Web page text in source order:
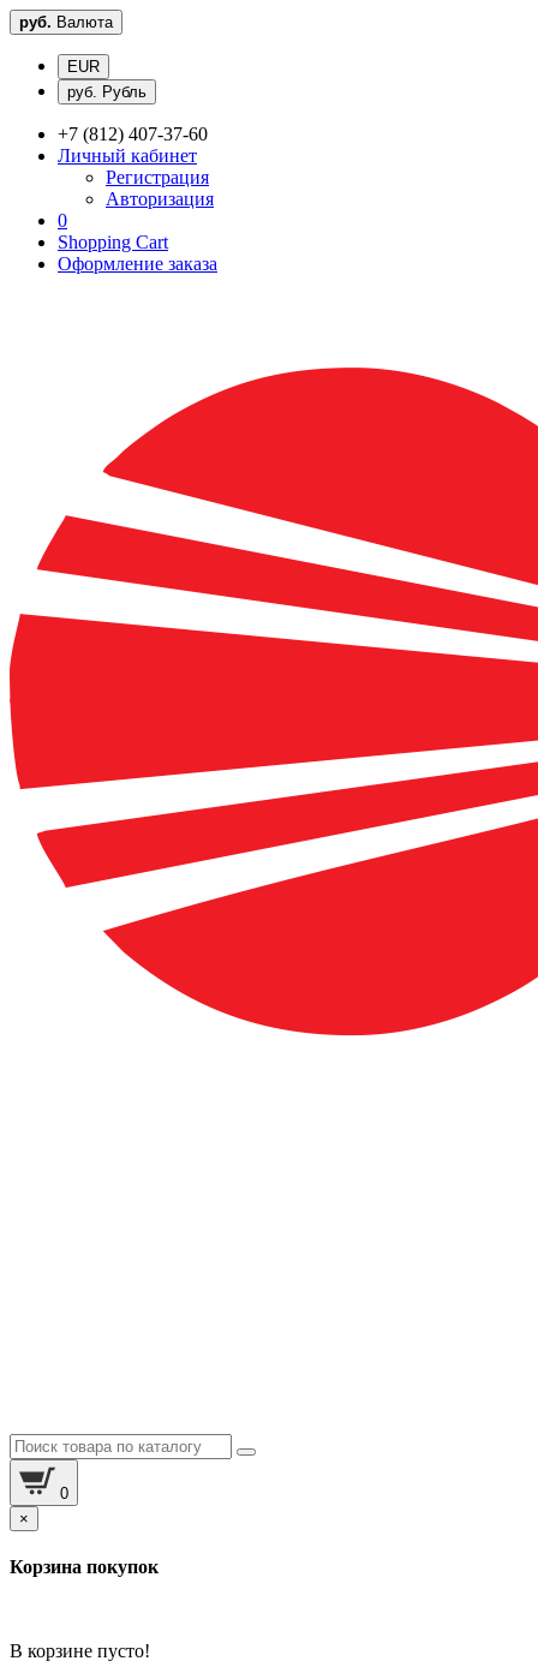
руб. Валюта
EUR
руб. Рубль
+7 (812) 407-37-60
Личный кабинет
Регистрация
Авторизация
0
Shopping Cart
Оформление заказа
0
×
Корзина покупок
В корзине пусто!